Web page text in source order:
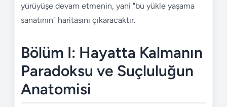
yürüyüşe devam etmenin, yani "bu yükle yaşama
sanatının" haritasını çıkaracaktır.
Bölüm I: Hayatta Kalmanın
Paradoksu ve Suçluluğun
Anatomisi